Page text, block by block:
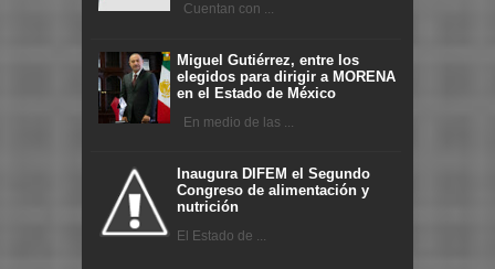
Cuentan con ...
Miguel Gutiérrez, entre los
elegidos para dirigir a MORENA
en el Estado de México
En medio de las ...
Inaugura DIFEM el Segundo
Congreso de alimentación y
nutrición
El Estado de ...